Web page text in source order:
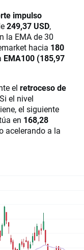
impulso
249,37 USD,
la EMA de 30
hacia 180
EMA100 (185,97
el retroceso de
el nivel
el siguiente
en 168,28
acelerando a la